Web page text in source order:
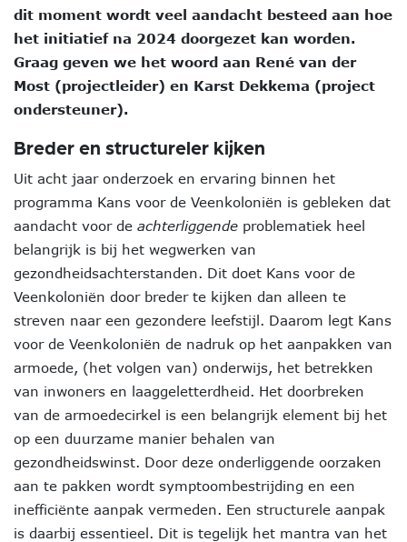
dit moment wordt veel aandacht besteed aan hoe
het initiatief na 2024 doorgezet kan worden.
Graag geven we het woord aan René van der
Most (projectleider) en Karst Dekkema (project
ondersteuner).
Breder en structureler kijken
Uit acht jaar onderzoek en ervaring binnen het
programma Kans voor de Veenkoloniën is gebleken dat
aandacht voor de achterliggende problematiek heel
belangrijk is bij het wegwerken van
gezondheidsachterstanden. Dit doet Kans voor de
Veenkoloniën door breder te kijken dan alleen te
streven naar een gezondere leefstijl. Daarom legt Kans
voor de Veenkoloniën de nadruk op het aanpakken van
armoede, (het volgen van) onderwijs, het betrekken
van inwoners en laaggeletterdheid. Het doorbreken
van de armoedecirkel is een belangrijk element bij het
op een duurzame manier behalen van
gezondheidswinst. Door deze onderliggende oorzaken
aan te pakken wordt symptoombestrijding en een
inefficiënte aanpak vermeden. Een structurele aanpak
is daarbij essentieel. Dit is tegelijk het mantra van het